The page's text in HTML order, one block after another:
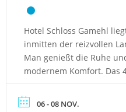
Hotel Schloss Gamehl
inmitten der reizvollen
Man genießt die Ruhe
modernem Komfort. Das
malerische Umgebung.
06 - 08 NOV.